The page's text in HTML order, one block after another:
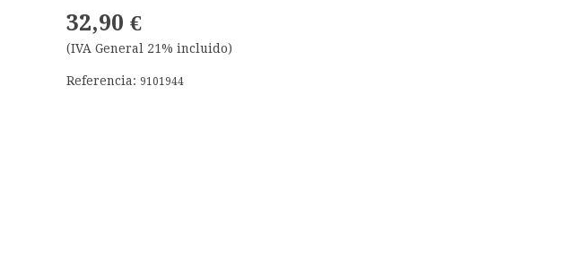
32,90 €
(IVA General 21% incluido)
Referencia:9101944